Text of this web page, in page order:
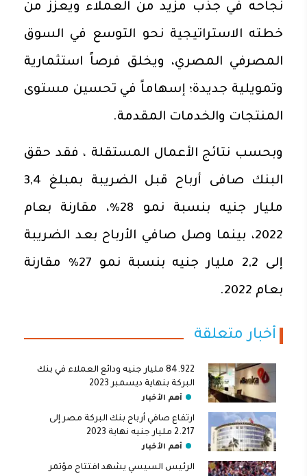
نجاحه في جذب مزيد من العملاء ويعزز من
خطته الاستراتيجية نحو التوسع في السوق
المصرفي المصري، ويخلق فرصاً استثمارية
وتمويلية جديدة؛ إسهاماً في تحسين مستوى
المنتجات والخدمات المقدمة.
وبحسب نتائج الأعمال المستقلة ، فقد حقق
البنك صافى أرباح قبل الضريبة بمبلغ 3,4
مليار جنيه بنسبة نمو 28%، مقارنة بعام
2022، بينما وصل صافي الأرباح بعد الضريبة
إلى 2,2 مليار جنيه بنسبة نمو 27% مقارنة
بعام 2022.
أخبار متعلقة
84.922 مليار جنيه ودائع العملاء في بنك
البركة بنهاية ديسمبر 2023
أهم الأخبار
ارتفاع صافي أرباح بنك البركة مصر إلى
2.217 مليار جنيه نهاية 2023
أهم الأخبار
الرئيس السيسي يشهد افتتاح مؤتمر